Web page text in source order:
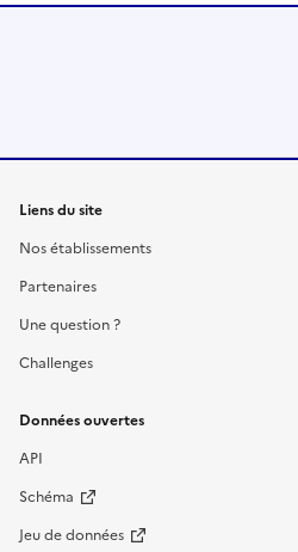
Liens du site
Nos établissements
Partenaires
Une question ?
Challenges
Données ouvertes
API
Schéma
Jeu de données